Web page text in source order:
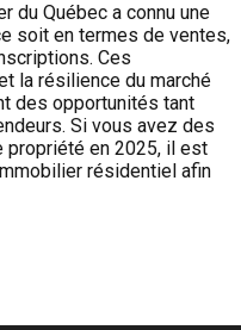
du Québec a connu une
soit en termes de ventes,
Ces
la résilience du marché
des opportunités tant
Si vous avez des
propriété en 2025, il est
résidentiel afin